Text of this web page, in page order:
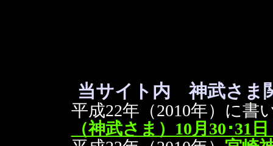
当サイト内 神武さま
平成22年（2010年）に
（神武さま）10月30･